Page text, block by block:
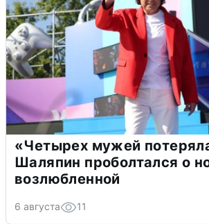
«Четырех мужей
Шаляпин проболтался о
возлюбленной
6 августа 11